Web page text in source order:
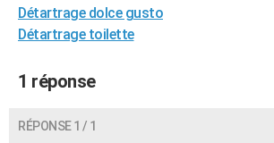
Destinations
City break
Voyage nature
Voyage de noces
Forum
Climat
+PHOTO
BONS PLANS
CARTE DE VOEUX
Détartrage dolce gusto
Détartrage toilette
1 réponse
RÉPONSE 1 / 1